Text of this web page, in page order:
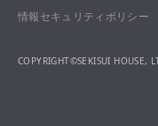
情報セキュリティポリシー
COPYRIGHT©SEKISUI HOUSE,